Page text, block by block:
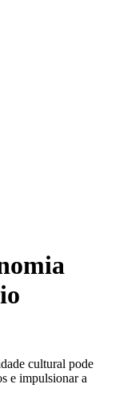
cultural pode
e impulsionar a